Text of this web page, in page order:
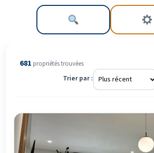
681 propriétéstrouvées
Trier par :